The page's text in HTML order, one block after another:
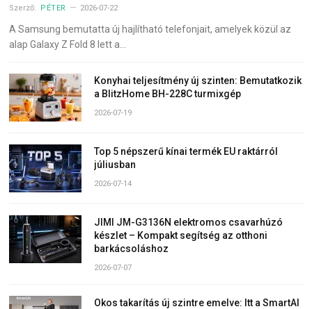
Szerző: PÉTER 2026-07-22
A Samsung bemutatta új hajlítható telefonjait, amelyek közül az
alap Galaxy Z Fold 8 lett a…
Konyhai teljesítmény új szinten: Bemutatkozik
a BlitzHome BH-228C turmixgép
2026-07-19
Top 5 népszerű kínai termék EU raktárról
júliusban
2026-07-14
JIMI JM-G3136N elektromos csavarhúzó
készlet – Kompakt segítség az otthoni
barkácsoláshoz
2026-07-07
Okos takarítás új szintre emelve: Itt a SmartAI